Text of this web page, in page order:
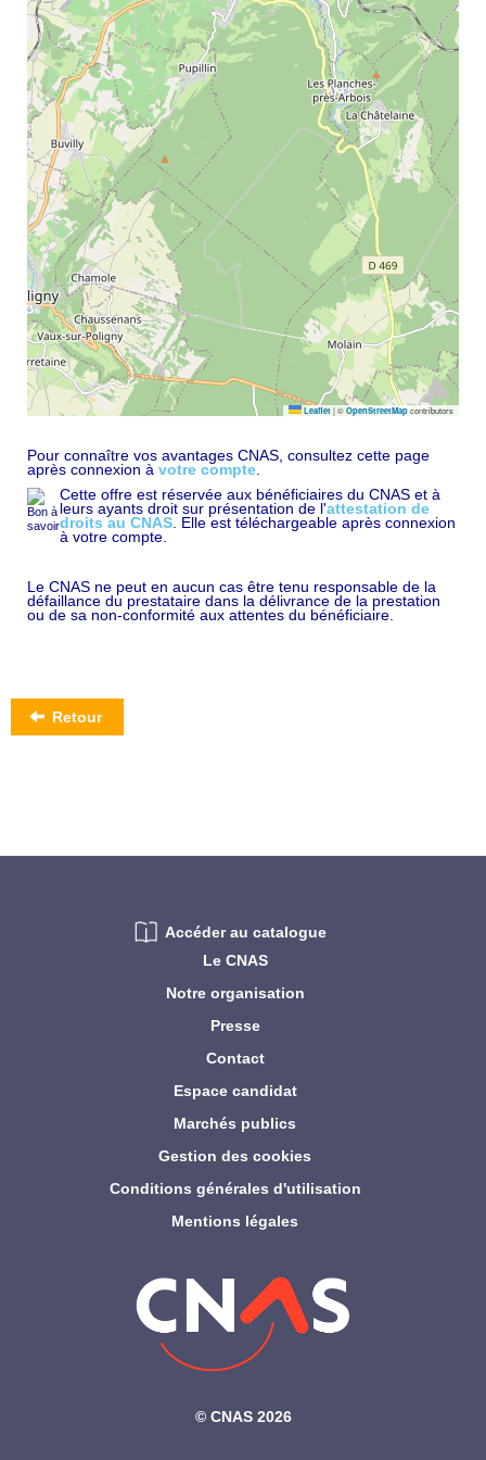
Leaflet |© OpenStreetMap contributors
Pour connaître vos avantages CNAS, consultez cette page
après connexion à votre compte
Cette offre est réservée aux bénéficiaires du CNAS et à
leurs ayants droit sur présentation de l'attestation de
droits au CNAS . Elle est téléchargeable après connexion
à votre compte.
Le CNAS ne peut en aucun cas être tenu responsable de la
défaillance du prestataire dans la délivrance de la prestation
ou de sa non-conformité aux attentes du bénéficiaire.
Retour
©‎ CNAS 2026
Le CNAS
Notre organisation
Presse
Contact
Espace candidat
Marchés publics
Gestion des cookies
Conditions générales d'utilisation
Mentions légales
Accéder au catalogue